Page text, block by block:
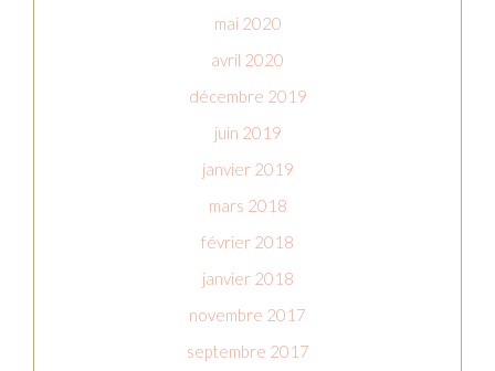
mai 2020
avril 2020
décembre 2019
juin 2019
janvier 2019
mars 2018
février 2018
janvier 2018
novembre 2017
septembre 2017